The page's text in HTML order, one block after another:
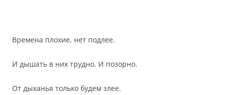
Времена плохие, нет подлее.
И дышать в них трудно. И позорно.
От дыханья только будем злее.